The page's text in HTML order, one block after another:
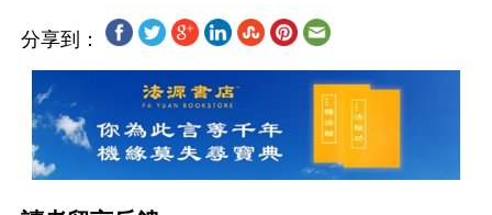
分享到：